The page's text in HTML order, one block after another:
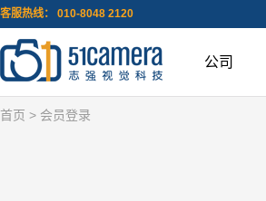
客服热线： 010-8048 2120
公司
首页 > 会员登录